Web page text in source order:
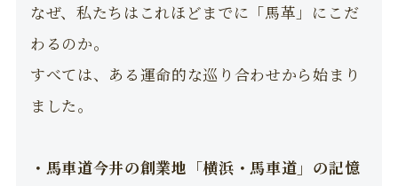
なぜ、私たちはこれほどまでに「馬革」にこだ
わるのか。
すべては、ある運命的な巡り合わせから始まり
ました。
・馬車道今井の創業地「横浜・馬車道」の記憶